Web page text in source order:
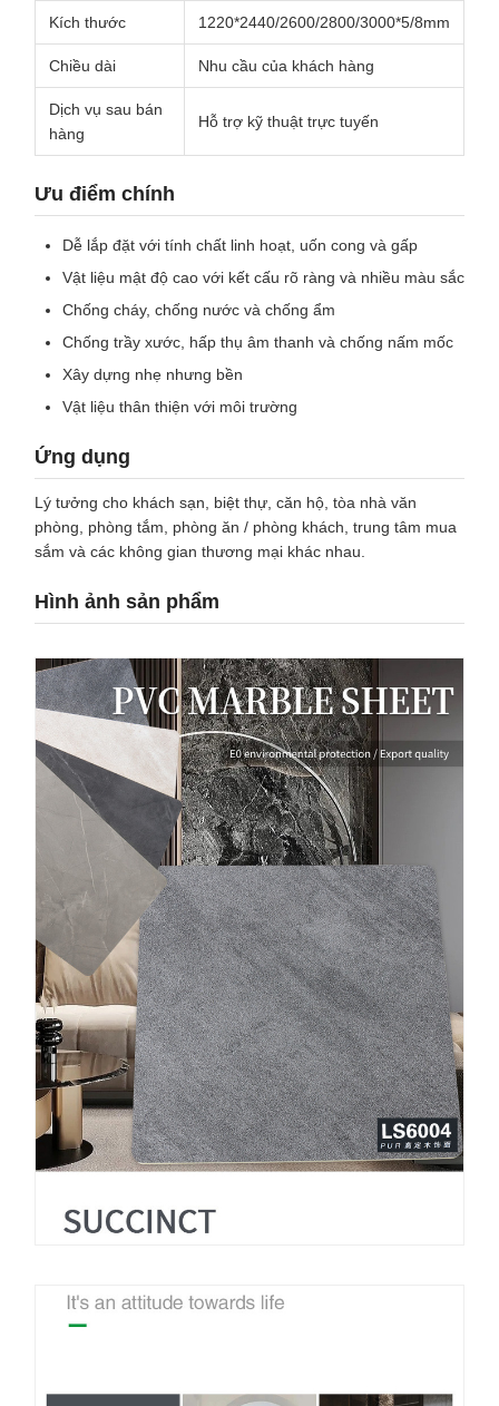
Kích thước 1220*2440/2600/2800/3000*5/8mm
Chiều dài Nhu cầu của khách hàng
Dịch vụ sau bán
hàng
Hỗ trợ kỹ thuật trực tuyến
Ưu điểm chính
Dễ lắp đặt với tính chất linh hoạt, uốn cong và gấp
Vật liệu mật độ cao với kết cấu rõ ràng và nhiều màu sắc
Chống cháy, chống nước và chống ẩm
Chống trầy xước, hấp thụ âm thanh và chống nấm mốc
Xây dựng nhẹ nhưng bền
Vật liệu thân thiện với môi trường
Ứng dụng
Lý tưởng cho khách sạn, biệt thự, căn hộ, tòa nhà văn
phòng, phòng tắm, phòng ăn / phòng khách, trung tâm mua
sắm và các không gian thương mại khác nhau.
Hình ảnh sản phẩm